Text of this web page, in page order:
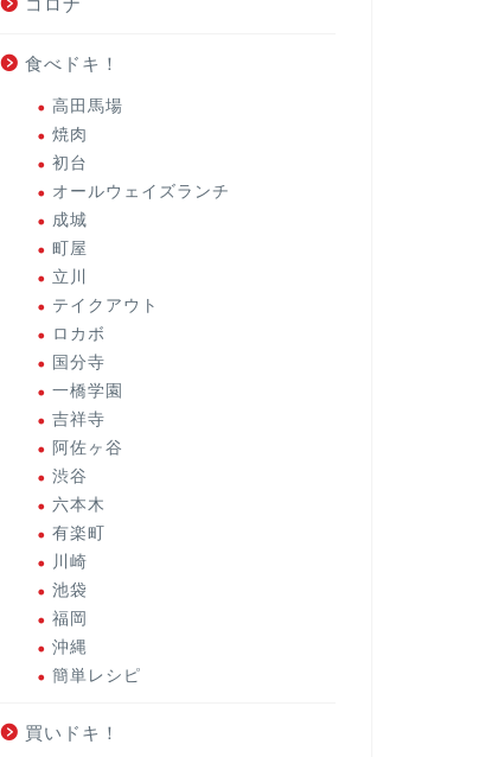
コロナ
食べドキ！
高田馬場
焼肉
初台
オールウェイズランチ
成城
町屋
立川
テイクアウト
ロカボ
国分寺
一橋学園
吉祥寺
阿佐ヶ谷
渋谷
六本木
有楽町
川崎
池袋
福岡
沖縄
簡単レシピ
買いドキ！